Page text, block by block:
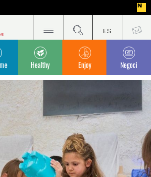
Healthy Enjoy Negoci